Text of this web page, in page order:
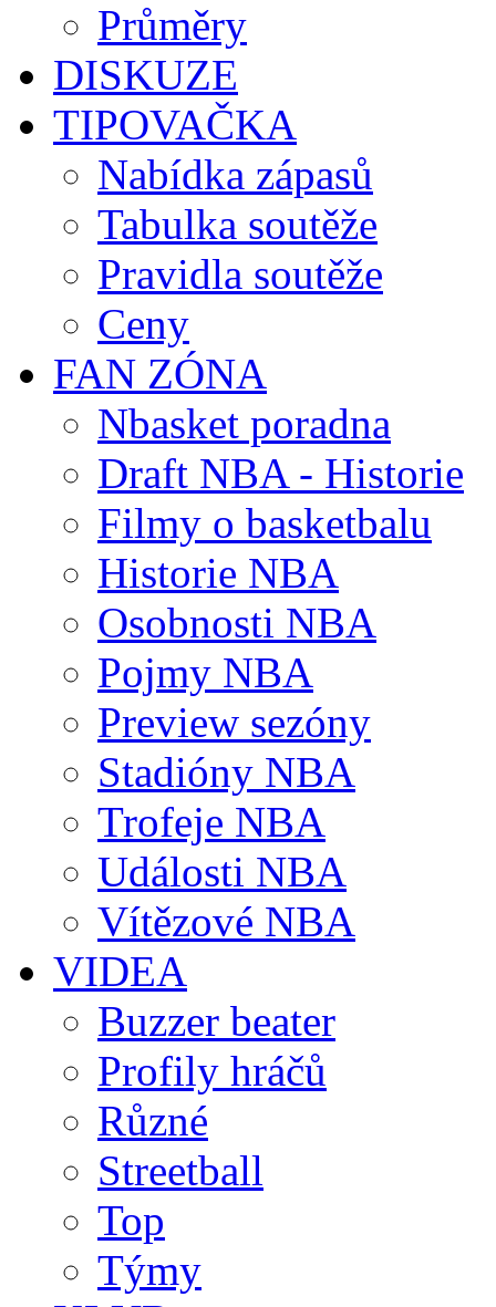
Průměry
DISKUZE
TIPOVAČKA
Nabídka zápasů
Tabulka soutěže
Pravidla soutěže
Ceny
FAN ZÓNA
Nbasket poradna
Draft NBA - Historie
Filmy o basketbalu
Historie NBA
Osobnosti NBA
Pojmy NBA
Preview sezóny
Stadióny NBA
Trofeje NBA
Události NBA
Vítězové NBA
VIDEA
Buzzer beater
Profily hráčů
Různé
Streetball
Top
Týmy